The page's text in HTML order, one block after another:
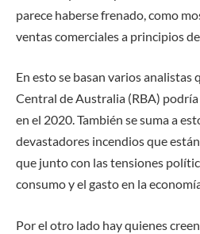
parece haberse frenado, como
ventas comerciales a principios
En esto se basan varios analistas
Central de Australia (RBA)
en el 2020. También se suma a
devastadores incendios que
que junto con las tensiones
consumo y el gasto en la
Por el otro lado hay quienes